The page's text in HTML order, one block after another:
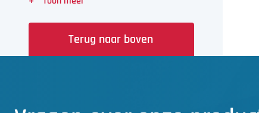
Terug naar boven